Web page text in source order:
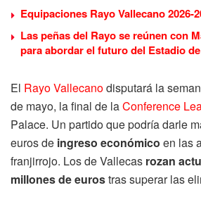
Equipaciones Rayo Vallecano 2026-
Las peñas del Rayo se reúnen con
para abordar el futuro del Estadio
El Rayo Vallecanodisputará la
de mayo, la final de laConference
Palace. Un partido que podría darle
euros de ingreso económico en las
franjirrojo. Los de Vallecas rozan
millones de eurostras superar las